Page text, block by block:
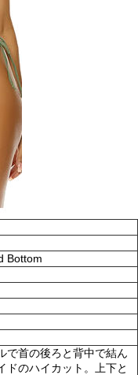
Bottom
で首の後ろと背中で結ん
ドのハイカット。上下と